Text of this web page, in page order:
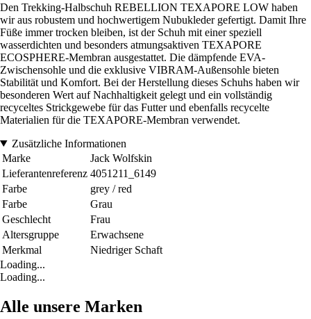
Den Trekking-Halbschuh REBELLION TEXAPORE LOW haben
wir aus robustem und hochwertigem Nubukleder gefertigt. Damit Ihre
Füße immer trocken bleiben, ist der Schuh mit einer speziell
wasserdichten und besonders atmungsaktiven TEXAPORE
ECOSPHERE-Membran ausgestattet. Die dämpfende EVA-
Zwischensohle und die exklusive VIBRAM-Außensohle bieten
Stabilität und Komfort. Bei der Herstellung dieses Schuhs haben wir
besonderen Wert auf Nachhaltigkeit gelegt und ein vollständig
recyceltes Strickgewebe für das Futter und ebenfalls recycelte
Materialien für die TEXAPORE-Membran verwendet.
Zusätzliche Informationen
Marke
Jack Wolfskin
Lieferantenreferenz 4051211_6149
Farbe
grey / red
Farbe
Grau
Geschlecht
Frau
Altersgruppe
Erwachsene
Merkmal
Niedriger Schaft
Loading...
Loading...
Alle unsere Marken